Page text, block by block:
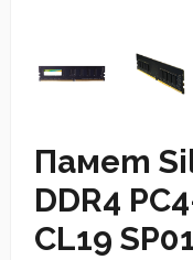
Памет
DDR4
CL19